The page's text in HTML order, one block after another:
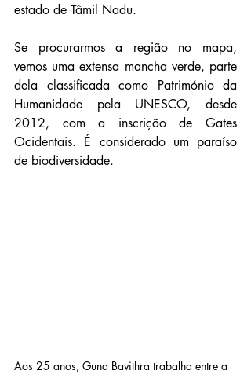
estado de Tâmil Nadu.
Se procurarmos a região no mapa,
vemos uma extensa mancha verde, parte
dela classificada como Património da
Humanidade pela UNESCO, desde
2012, com a inscrição de Gates
Ocidentais. É considerado um paraíso
de biodiversidade.
Aos 25 anos, Guna Bavithra trabalha entre a